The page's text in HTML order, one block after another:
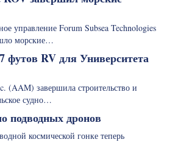
управление Forum Subsea Technologies
морские…
футов RV для Университета
(AAM) завершила строительство и
судно…
подводных дронов
космической гонке теперь